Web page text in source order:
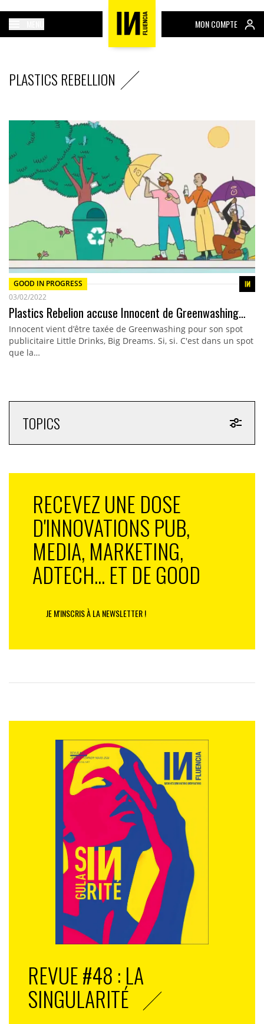
MON COMPTE
PLASTICS REBELLION
GOOD IN PROGRESS
03/02/2022
Plastics Rebelion accuse Innocent de Greenwashing…
Innocent vient d’être taxée de Greenwashing pour son spot
publicitaire Little Drinks, Big Dreams. Si, si. C'est dans un spot
que la…
TOPICS
RECEVEZ UNE DOSE
D'INNOVATIONS PUB,
MEDIA, MARKETING,
ADTECH... ET DE GOOD
JE M'INSCRIS À LA NEWSLETTER !
REVUE #48 : LA
SINGULARITÉ